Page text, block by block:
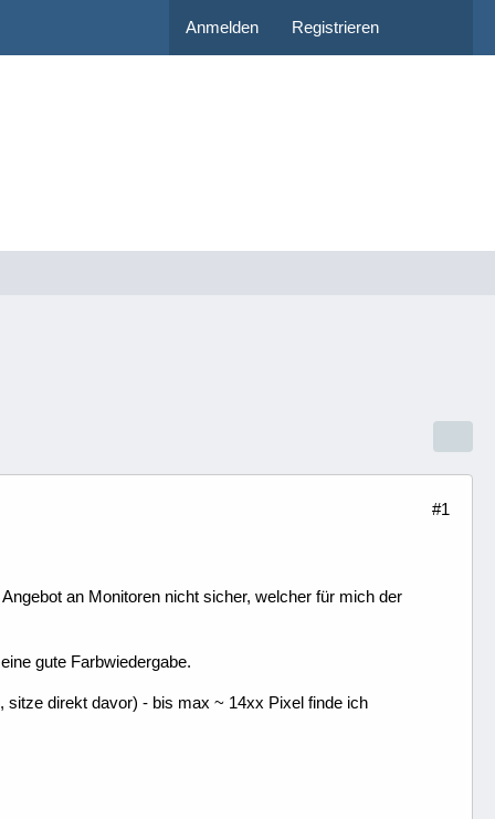
Anmelden Registrieren
#1
an Monitoren nicht sicher, welcher für mich der
gute Farbwiedergabe.
direkt davor) - bis max ~ 14xx Pixel finde ich